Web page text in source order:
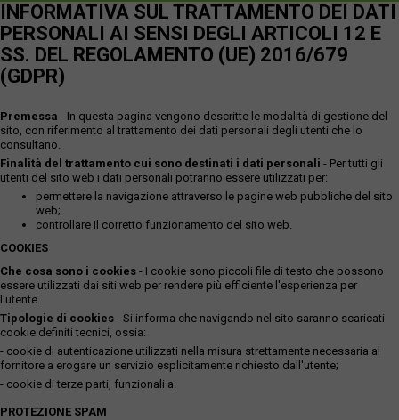
INFORMATIVA SUL TRATTAMENTO DEI DATI
PERSONALI AI SENSI DEGLI ARTICOLI 12 E
SS. DEL REGOLAMENTO (UE) 2016/679
(GDPR)
Premessa - In questa pagina vengono descritte le modalità di gestione del
sito, con riferimento al trattamento dei dati personali degli utenti che lo
consultano.
Finalità del trattamento cui sono destinati i dati personali - Per tutti gli
utenti del sito web i dati personali potranno essere utilizzati per:
permettere la navigazione attraverso le pagine web pubbliche del sito
web;
controllare il corretto funzionamento del sito web.
COOKIES
Che cosa sono i cookies - I cookie sono piccoli file di testo che possono
essere utilizzati dai siti web per rendere più efficiente l'esperienza per
l'utente.
Tipologie di cookies - Si informa che navigando nel sito saranno scaricati
cookie definiti tecnici, ossia:
- cookie di autenticazione utilizzati nella misura strettamente necessaria al
fornitore a erogare un servizio esplicitamente richiesto dall'utente;
- cookie di terze parti, funzionali a:
PROTEZIONE SPAM